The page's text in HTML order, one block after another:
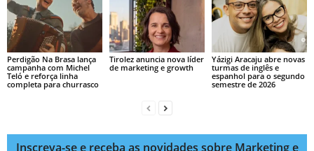
Perdigão Na Brasa lança
campanha com Michel
Teló e reforça linha
completa para churrasco
Tirolez anuncia nova líder
de marketing e growth
Yázigi Aracaju abre novas
turmas de inglês e
espanhol para o segundo
semestre de 2026
Inscreva-se e receba as novidades sobre Marketing e